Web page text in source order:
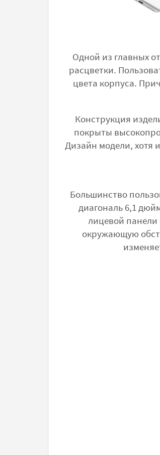
Одной из главных
расцветки.
цвета корпуса.
Конструкция
покрыты
Дизайн модели, хотя
Большинство
диагональ 6,1
лицевой панели
окружающую